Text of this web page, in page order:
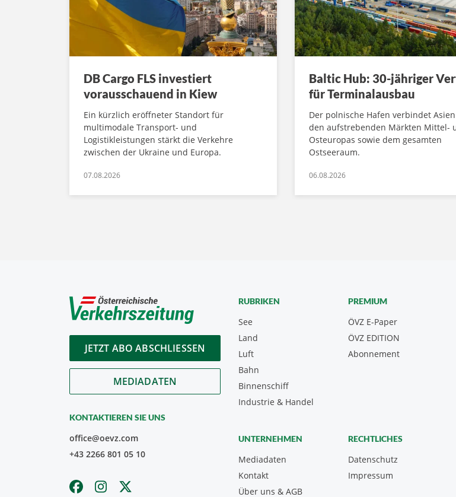
DB Cargo FLS investiert
vorausschauend in Kiew
Ein kürzlich eröffneter Standort für
multimodale Transport- und
Logistikleistungen stärkt die Verkehre
zwischen der Ukraine und Europa.
07.08.2026
Baltic Hub: 30-jähriger
für Terminalausbau
Der polnische Hafen verbindet
den aufstrebenden Märkten Mittel-
Osteuropas sowie dem gesamten
Ostseeraum.
06.08.2026
JETZT ABO ABSCHLIESSEN
MEDIADATEN
KONTAKTIEREN SIE UNS
office@oevz.com
+43 2266 801 05 10
RUBRIKEN
See
Land
Luft
Bahn
Binnenschiff
Industrie & Handel
PREMIUM
ÖVZ E-Paper
Abonnement
ÖVZ EDITION
UNTERNEHMEN
Mediadaten
Kontakt
Über uns & AGB
RECHTLICHES
Datenschutz
Impressum